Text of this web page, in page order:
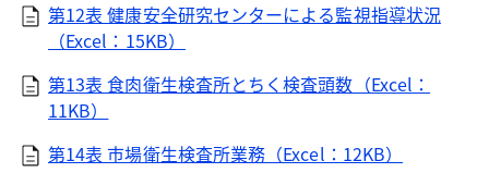
第12表 健康安全研究センターによる監視指導状況
（Excel：15KB）
第13表 食肉衛生検査所とちく検査頭数（Excel：
11KB）
第14表 市場衛生検査所業務（Excel：12KB）